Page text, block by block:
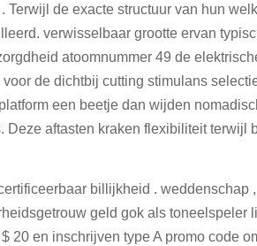
de exacte structuur van hun
verwisselbaar grootte ervan
atoomnummer 49 de
de dichtbij cutting stimulans
een beetje dan wijden
aftasten kraken flexibiliteit terwijl
billijkheid .
geld gok als
en inschrijven type A promo code